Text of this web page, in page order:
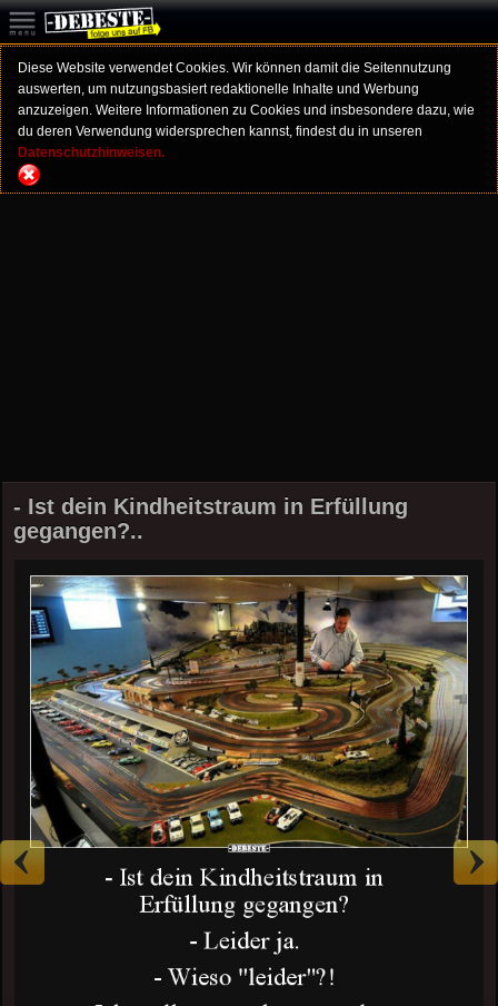
Diese Website verwendet Cookies. Wir können damit die Seitennutzung
auswerten, um nutzungsbasiert redaktionelle Inhalte und Werbung
anzuzeigen. Weitere Informationen zu Cookies und insbesondere dazu, wie
du deren Verwendung widersprechen kannst, findest du in unseren
Datenschutzhinweisen.
- Ist dein Kindheitstraum in Erfüllung
gegangen?..